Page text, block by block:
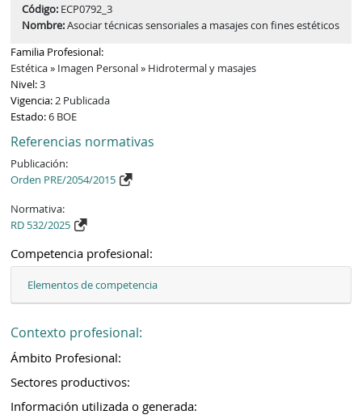
Código: ECP0792_3
Nombre:Asociar técnicas sensoriales a masajes con fines estéticos
Familia Profesional:
Estética » Imagen Personal » Hidrotermal y masajes
Nivel:3
Vigencia:2 Publicada
Estado:6 BOE
Referencias normativas
Publicación:
Orden PRE/2054/2015
Normativa:
RD 532/2025
Competencia profesional:
Elementos de competencia
Contexto profesional:
Ámbito Profesional:
Sectores productivos:
Información utilizada o generada: